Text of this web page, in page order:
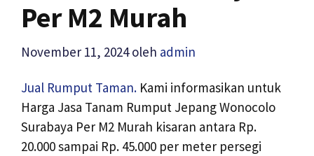
Per M2 Murah
November 11, 2024 oleh admin
Jual Rumput Taman. Kami informasikan untuk
Harga Jasa Tanam Rumput Jepang Wonocolo
Surabaya Per M2 Murah kisaran antara Rp.
20.000 sampai Rp. 45.000 per meter persegi